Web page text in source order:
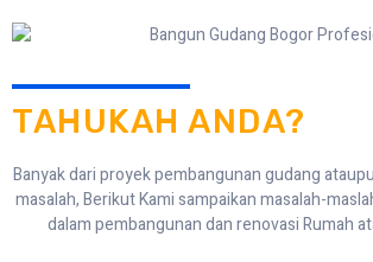
TAHUKAH ANDA?
Banyak dari proyek pembangunan gudang
masalah, Berikut Kami sampaikan masalah-
dalam pembangunan dan renovasi Rumah